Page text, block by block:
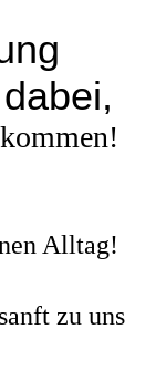
Alltag!
zu uns